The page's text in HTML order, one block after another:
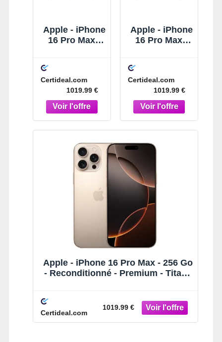
Apple - iPhone
16 Pro Max -
Titane blanc
Certideal.com
1019.99 €
Apple - iPhone
16 Pro Max -
Titane noir
Certideal.com
1019.99 €
Apple - iPhone 16 Pro Max - 256 Go
- Reconditionné - Premium - Titane
Certideal.com
1019.99 €